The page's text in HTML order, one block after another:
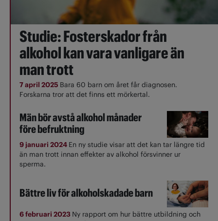
Studie: Fosterskador från
alkohol kan vara vanligare än
man trott
7 april 2025 Bara 60 barn om året får diagnosen.
Forskarna tror att det finns ett mörkertal.
Män bör avstå alkohol månader
före befruktning
9 januari 2024 En ny studie visar att det kan tar längre tid
än man trott innan effekter av alkohol försvinner ur
sperma.
Bättre liv för alkoholskadade barn
6 februari 2023 Ny rapport om hur bättre utbildning och